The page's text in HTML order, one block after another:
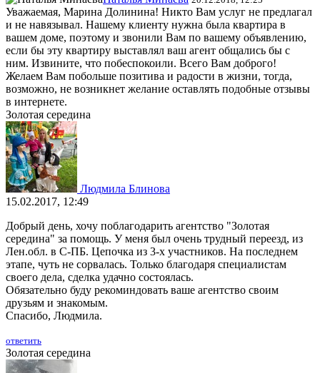
Уважаемая, Марина Долинина! Никто Вам услуг не предлагал
и не навязывал. Нашему клиенту нужна была квартира в
вашем доме, поэтому и звонили Вам по вашему объявлению,
если бы эту квартиру выставлял ваш агент общались бы с
ним. Извините, что побеспокоили. Всего Вам доброго!
Желаем Вам побольше позитива и радости в жизни, тогда,
возможно, не возникнет желание оставлять подобные отзывы
в интернете.
Золотая середина
Людмила Блинова
15.02.2017, 12:49
Добрый день, хочу поблагодарить агентство "Золотая
середина" за помощь. У меня был очень трудный переезд, из
Лен.обл. в С-ПБ. Цепочка из 3-х участников. На последнем
этапе, чуть не сорвалась. Только благодаря специалистам
своего дела, сделка удачно состоялась.
Обязательно буду рекоминдовать ваше агентство своим
друзьям и знакомым.
Спасибо, Людмила.
ответить
Золотая середина